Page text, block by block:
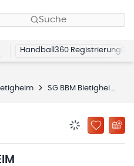
Suche
Handball360 Registrierung
SG BBM Bietigheim
ZU